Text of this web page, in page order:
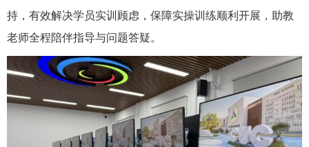
持，有效解决学员实训顾虑，保障实操训练顺利开展，助教
老师全程陪伴指导与问题答疑。